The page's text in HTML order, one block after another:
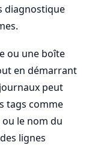
diagnostique
ou une boîte
en démarrant
peut
tags comme
ou le nom du
lignes